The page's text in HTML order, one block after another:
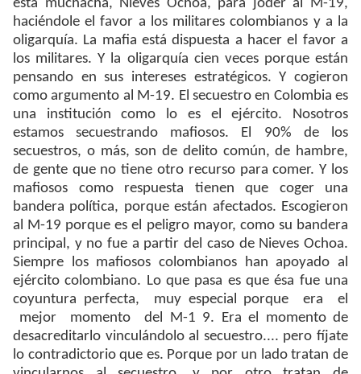
esta muchacha, Nieves Ochoa, para joder al M-19,
haciéndole el favor a los militares colombianos y a la
oligarquía. La mafia está dispuesta a hacer el favor a
los militares. Y la oligarquía cien veces porque están
pensando en sus intereses estratégicos. Y cogieron
como argumento al M-19. El secuestro en Colombia es
una institución como lo es el ejército. Nosotros
estamos secuestrando mafiosos. El 90% de los
secuestros, o más, son de delito común, de hambre,
de gente que no tiene otro recurso para comer. Y los
mafiosos como respuesta tienen que coger una
bandera política, porque están afectados. Escogieron
al M-19 porque es el peligro mayor, como su bandera
principal, y no fue a partir del caso de Nieves Ochoa.
Siempre los mafiosos colombianos han apoyado al
ejército colombiano. Lo que pasa es que ésa fue una
coyuntura perfecta, muy especial porque era el
mejor momento del M-1 9. Era el momento de
desacreditarlo vinculándolo al secuestro.... pero fíjate
lo contradictorio que es. Porque por un lado tratan de